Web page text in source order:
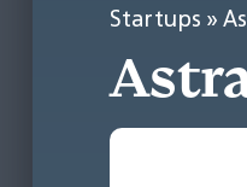
Startups »